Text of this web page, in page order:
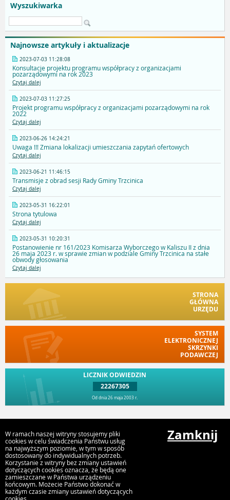
Wyszukiwarka
Najnowsze artykuły i aktualizacje
2023-07-03 11:28:08
Konsultacje projektu programu współpracy z organizacjami
pozarządowymi na rok 2023
Czytaj dalej
2023-07-03 11:27:25
Projekt programu współpracy z organizacjami pozarządowymi na rok
2022
Czytaj dalej
2023-06-26 14:24:21
Uwaga !!! Zmiana lokalizacji umieszczania zapytań ofertowych
Czytaj dalej
2023-06-21 11:46:15
Transmisje z obrad sesji Rady Gminy Trzcinica
Czytaj dalej
2023-05-31 16:22:01
Strona tytulowa
Czytaj dalej
2023-05-31 10:20:31
Postanowienie nr 161/2023 Komisarza Wyborczego w Kaliszu II z dnia
26 maja 2023 r. w sprawie zmian w podziale Gminy Trzcinica na stałe
obwody głosowania
Czytaj dalej
STRONA
GŁÓWNA
URZĘDU
SYSTEM
ELEKTRONICZNEJ
SKRZYNKI
PODAWCZEJ
LICZNIK ODWIEDZIN
22267305
Od dnia 26 maja 2003 r.
Urząd Gminy Trzcinica
ul. Jana Pawła II 47, 63-620 Trzcinica
W ramach naszej witryny stosujemy pliki
cookies w celu świadczenia Państwu usług
na najwyższym poziomie, w tym w sposób
dostosowany do indywidualnych potrzeb.
Korzystanie z witryny bez zmiany ustawień
dotyczących cookies oznacza, że będą one
zamieszczane w Państwa urządzeniu
końcowym. Możecie Państwo dokonać w
każdym czasie zmiany ustawień dotyczących
Zamknij